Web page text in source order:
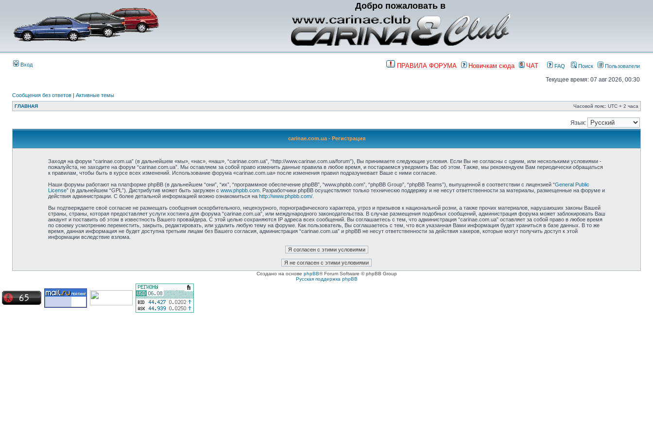
Добро пожаловать в
Вход ПРАВИЛА ФОРУМА Новичкам сюда ЧАТ FAQ Поиск Пользователи
Текущее время: 07 авг 2026, 00:30
Сообщения без ответов | Активные темы
ГЛАВНАЯ Часовой пояс: UTC + 2 часа
Язык:
carinae.com.ua - Регистрация
Заходя на форум “carinae.com.ua” (в дальнейшем «мы», «нас», «наш», “carinae.com.ua”, “http://www.carinae.com.ua/forum”), Вы принимаете следующие условия. Если Вы не согласны с одним, или несколькими условиями -
пожалуйста, не заходите на форум “carinae.com.ua”. Мы оставляем за собой право изменить данные правила в любое время, и постараемся уведомить Вас об этом. Также, мы рекомендуем Вам периодически обращаться
к правилам, чтобы быть в курсе всех изменений. Использование форума «carinae.com.ua» после изменения правил подразумевает Ваше с ними согласие.
Наши форумы работают на платформе phpBB (в дальнейшем “они”, “их”, “программное обеспечение phpBB”, “www.phpbb.com”, “phpBB Group”, “phpBB Teams”), выпущенной в соответствии с лицензией “General Public
License” (в дальнейшем “GPL”). Дистрибутив может быть загружен с www.phpbb.com. Разработчики phpBB осуществляют только техническю поддержку и не несут ответственности за материалы, размещенные на форуме и
действия администрации. С более детальной информацией можно ознакомиться на http://www.phpbb.com/.
Вы подтверждаете своё согласие не размещать сообщения оскорбительного, нецензурного, порнографического характера, угроз и призывов к национальной розни, а также прочих материалов, нарушаюших законы Вашей
страны, страны, которая предоставляет услуги хостинга для форума “carinae.com.ua”, или международного законодательства. В случае размещения подобных сообщений, администрация форума может заблокировать Ваш
аккаунт и поставить об этом в известность Вашего провайдера. С этой целью сохраняются IP адреса всех сообщений. Вы соглашаетесь с тем, что администрация “carinae.com.ua” оставляет за собой право в любое время
по своему усмотрению переместить, закрыть, редактировать, или удалить любую тему на форуме. Как пользователь, Вы соглашаетесь с тем, что вся указанная Вами информация будет храниться в базе данных. В то же
время, данная информация не будет доступна третьим лицам без Вашего согласия, администрация “carinae.com.ua” и phpBB не несут ответственности за действия хакеров, которые могут получить доступ к этой
информации вследствие взлома.
Создано на основе phpBB® Forum Software © phpBB Group
Русская поддержка phpBB